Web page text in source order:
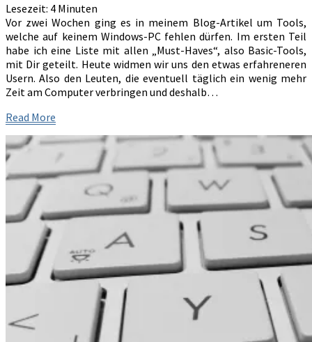
PC
fehlen
–
Teil
2
Lesezeit: 4 Minuten
Vor zwei Wochen ging es in meinem Blog-Artikel um Tools,
welche auf keinem Windows-PC fehlen dürfen. Im ersten Teil
habe ich eine Liste mit allen „Must-Haves“, also Basic-Tools,
mit Dir geteilt. Heute widmen wir uns den etwas erfahreneren
Usern. Also den Leuten, die eventuell täglich ein wenig mehr
Zeit am Computer verbringen und deshalb…
Read More